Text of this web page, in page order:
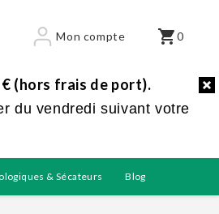
(hors frais de port).
du vendredi suivant votre
Mon compte shopping_cart0
& Sécateurs Blog